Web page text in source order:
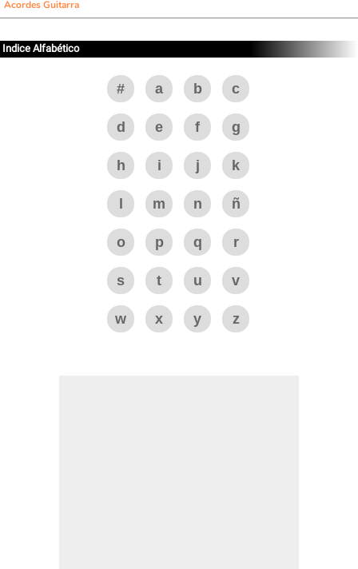
Acordes Guitarra
Indice Alfabético
# a b c
d e f g
h i j k
m n ñ
o p q r
s t u v
w x y z